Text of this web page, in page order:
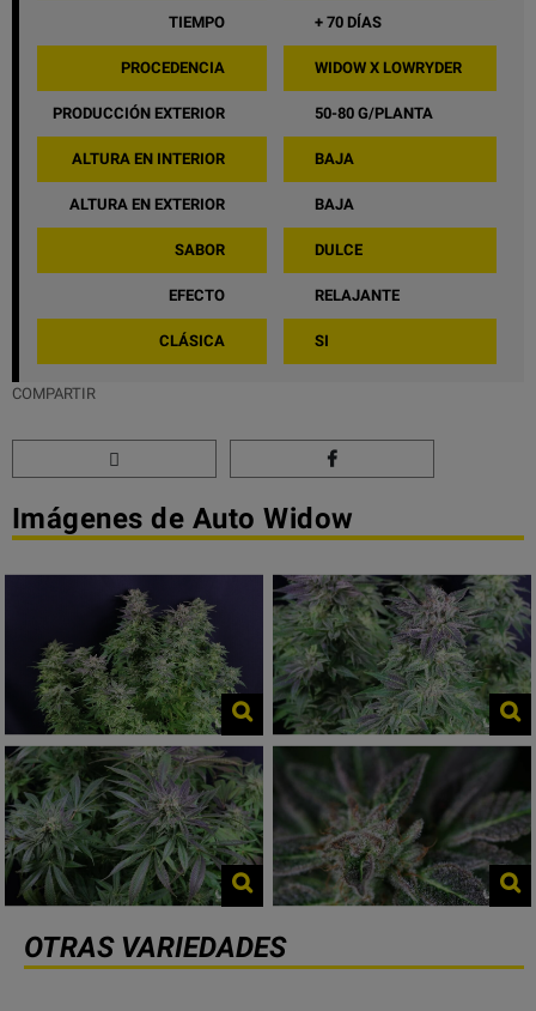
TIEMPO + 70 DÍAS
PROCEDENCIA WIDOW X LOWRYDER
PRODUCCIÓN EXTERIOR 50-80 G/PLANTA
ALTURA EN INTERIOR BAJA
ALTURA EN EXTERIOR BAJA
SABOR DULCE
EFECTO RELAJANTE
CLÁSICA SI
COMPARTIR
OTRAS VARIEDADES
Imágenes de Auto Widow